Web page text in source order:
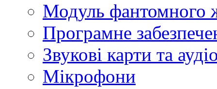
Модуль фантомного
Програмне
Звукові карти та
Мікрофони